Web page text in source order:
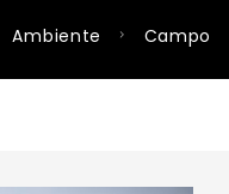
Ambiente Campo